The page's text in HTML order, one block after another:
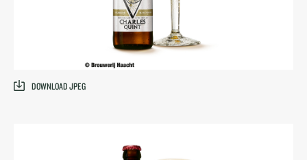
DOWNLOAD JPEG